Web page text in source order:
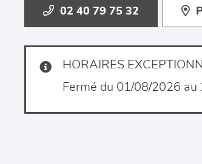
02 40 79 75 32
HORAIRES
Fermé du 01/08/2026